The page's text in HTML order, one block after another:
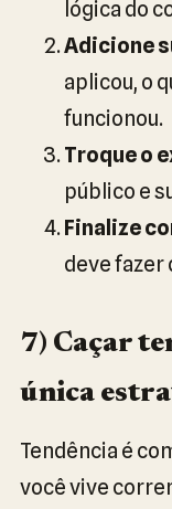
lógica do
Adicione
aplicou, o
funcionou.
Troque o
público e
Finalize
deve fazer
7) Caçar
única
Tendência é
você vive